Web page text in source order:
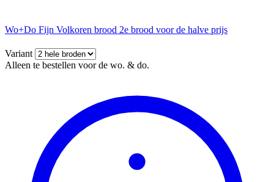
Wo+Do Fijn Volkoren brood 2e brood voor de halve prijs
Variant
Alleen te bestellen voor de wo. & do.